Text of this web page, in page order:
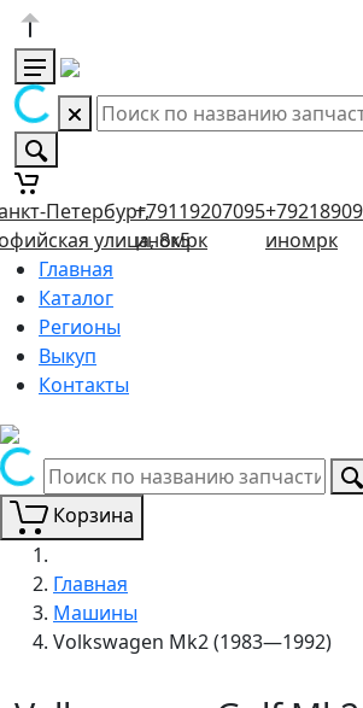
Петербург,
улица, 8к5
+79119207095
иномрк
иномрк
Главная
Каталог
Регионы
Выкуп
Контакты
Корзина
Главная
Машины
Volkswagen Mk2 (1983—1992)